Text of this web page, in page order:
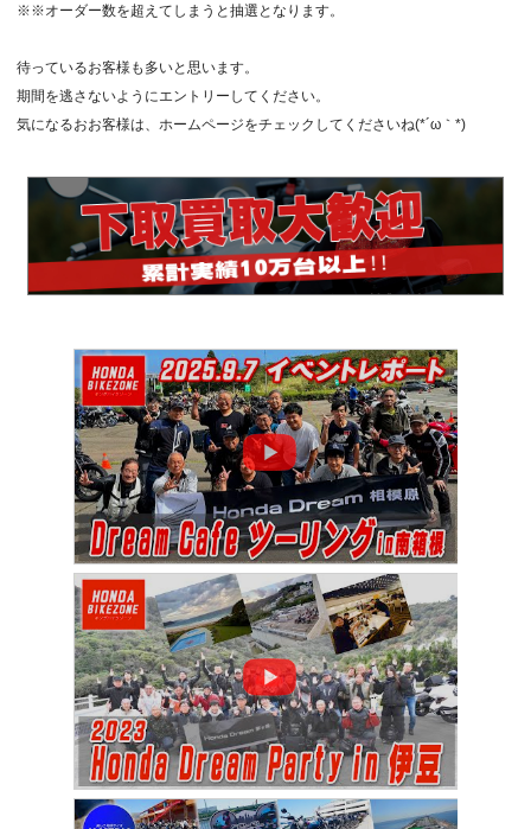
※※オーダー数を超えてしまうと抽選となります。
待っているお客様も多いと思います。
期間を逃さないようにエントリーしてください。
気になるおお客様は、ホームページをチェックしてくださいね(*´ω｀*)